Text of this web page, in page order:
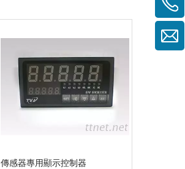
傳感器專用顯示控制器